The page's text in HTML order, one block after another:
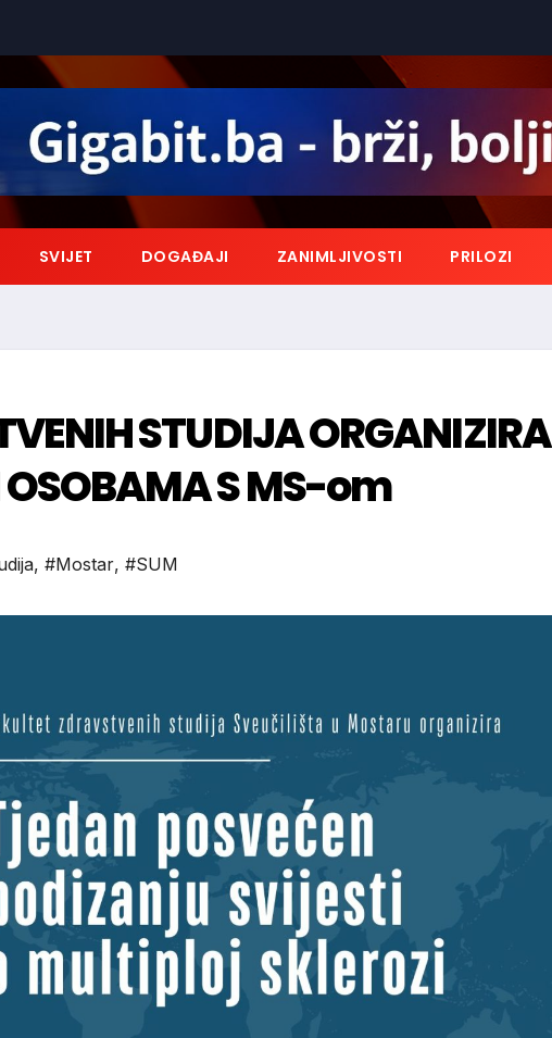
SVIJET DOGAĐAJI ZANIMLJIVOSTI PRILOZI
STUDIJA ORGANIZIRA
OSOBAMA S MS-om
, #Mostar, #SUM